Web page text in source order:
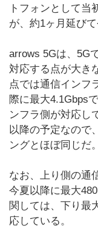
トフォンとして当
が、約1ヶ月延び
arrows 5Gは、5G
対応する点が大き
点では通信インフ
際に最大4.1Gbps
ンフラ側が対応し
以降の予定なので
ングとほぼ同じだ。
なお、上り側の通
今夏以降に最大
関しては、下り最
応している。